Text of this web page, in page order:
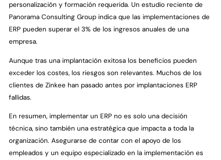
personalización y formación requerida. Un estudio reciente de
Panorama Consulting Group indica que las implementaciones de
ERP pueden superar el 3% de los ingresos anuales de una
empresa.
Aunque tras una implantación exitosa los beneficios pueden
exceder los costes, los riesgos son relevantes. Muchos de los
clientes de Zinkee han pasado antes por implantaciones ERP
fallidas.
En resumen, implementar un ERP no es solo una decisión
técnica, sino también una estratégica que impacta a toda la
organización. Asegurarse de contar con el apoyo de los
empleados y un equipo especializado en la implementación es